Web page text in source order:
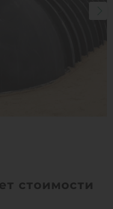
стоимости